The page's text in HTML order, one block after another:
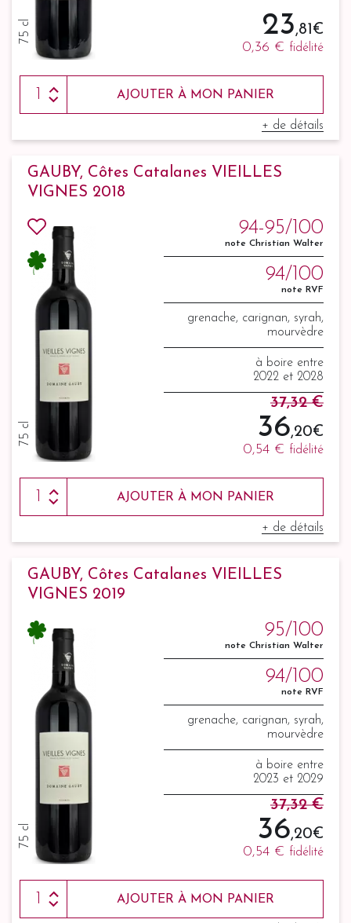
75 cl 23,81 €
0,36 € fidélité
AJOUTER À MON PANIER
+ de détails
GAUBY, Côtes Catalanes VIEILLES
VIGNES 2018
75 cl
94-95/100
note Christian Walter
94/100
note RVF
grenache, carignan, syrah,
mourvèdre
à boire entre
2022 et 2028
37,32 €
36,20 €
0,54 € fidélité
AJOUTER À MON PANIER
+ de détails
GAUBY, Côtes Catalanes VIEILLES
VIGNES 2019
75 cl
95/100
note Christian Walter
94/100
note RVF
grenache, carignan, syrah,
mourvèdre
à boire entre
2023 et 2029
37,32 €
36,20 €
0,54 € fidélité
AJOUTER À MON PANIER